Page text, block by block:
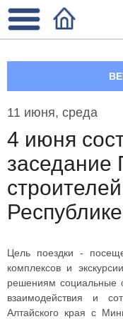
11 июня, среда
4 июня
Цель поездки -
комплексов и
решениям социальные
взаимодействия и
Алтайского края с